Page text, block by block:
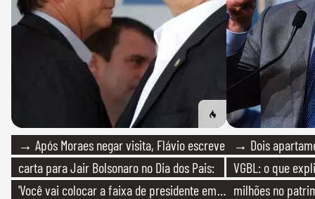
→ Após Moraes negar visita, Flávio escreve
carta para Jair Bolsonaro no Dia dos Pais:
'Você vai colocar a faixa de presidente em
→ Dois
VGBL: o que
milhões no